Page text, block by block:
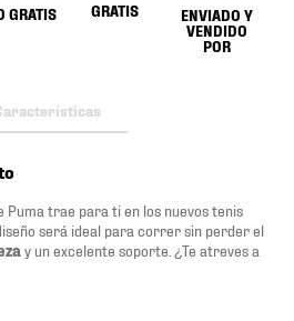
GRATIS
GRATIS
ENVIADO Y
VENDIDO
POR
Puma trae para ti en los nuevos tenis
diseño será ideal para correr sin perder el
y un excelente soporte. ¿Te atreves a